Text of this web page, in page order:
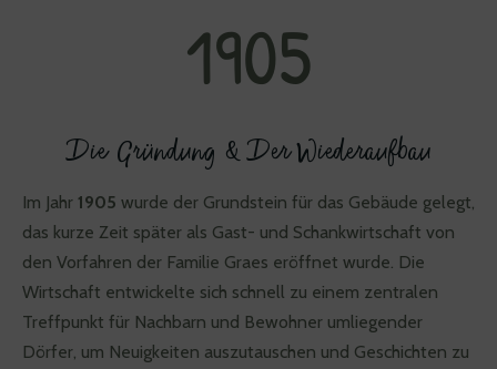
1905
Die Gründung & Der Wiederaufbau
Im Jahr 1905 wurde der Grundstein für das Gebäude gelegt,
das kurze Zeit später als Gast- und Schankwirtschaft von
den Vorfahren der Familie Graes eröffnet wurde. Die
Wirtschaft entwickelte sich schnell zu einem zentralen
Treffpunkt für Nachbarn und Bewohner umliegender
Dörfer, um Neuigkeiten auszutauschen und Geschichten zu